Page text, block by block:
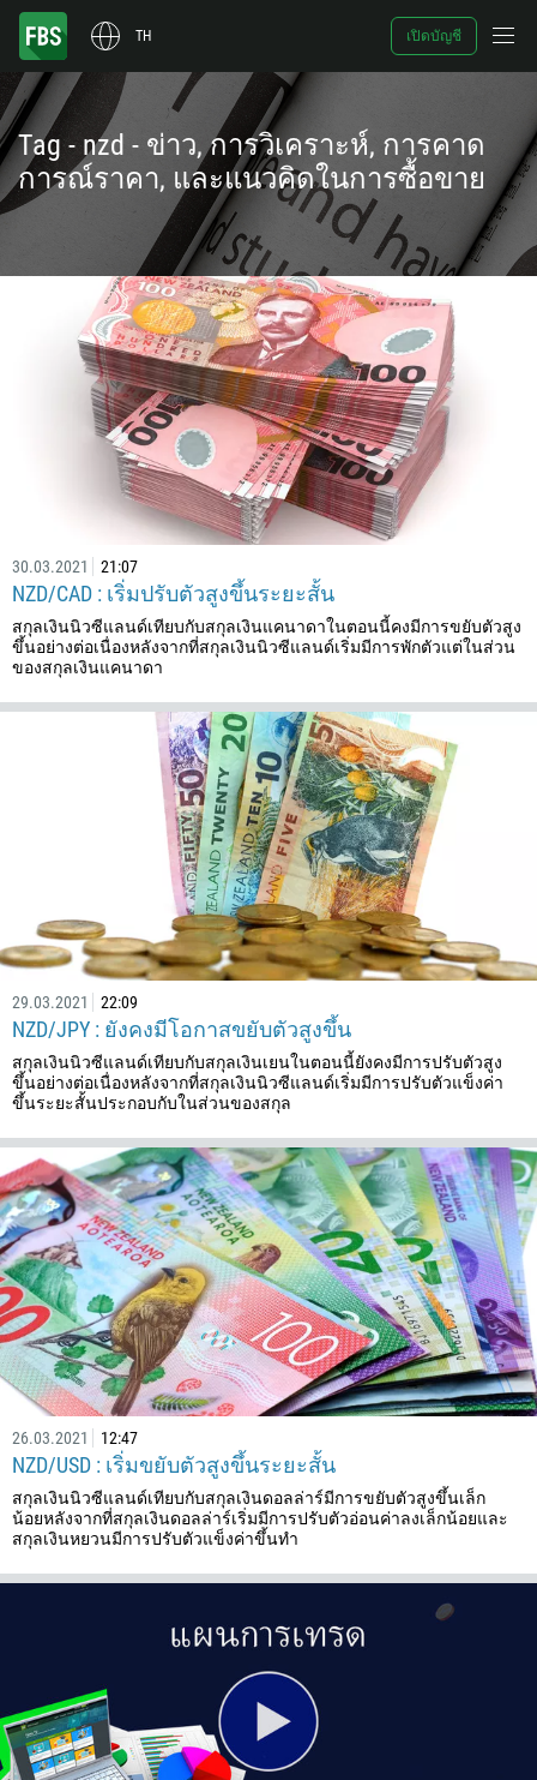
TH เปิดบัญชี
Tag - nzd - ข่าว, การวิเคราะห์, การคาด
การณ์ราคา, และแนวคิดในการซื้อขาย
30.03.2021 21:07
NZD/CAD : เริ่มปรับตัวสูงขึ้นระยะสั้น
สกุลเงินนิวซีแลนด์เทียบกับสกุลเงินแคนาดาในตอนนี้คงมีการขยับตัวสูง
ขึ้นอย่างต่อเนื่องหลังจากที่สกุลเงินนิวซีแลนด์เริ่มมีการพักตัวแต่ในส่วน
ของสกุลเงินแคนาดา
29.03.2021 22:09
NZD/JPY : ยังคงมีโอกาสขยับตัวสูงขึ้น
สกุลเงินนิวซีแลนด์เทียบกับสกุลเงินเยนในตอนนี้ยังคงมีการปรับตัวสูง
ขึ้นอย่างต่อเนื่องหลังจากที่สกุลเงินนิวซีแลนด์เริ่มมีการปรับตัวแข็งค่า
ขึ้นระยะสั้นประกอบกับในส่วนของสกุล
26.03.2021 12:47
NZD/USD : เริ่มขยับตัวสูงขึ้นระยะสั้น
สกุลเงินนิวซีแลนด์เทียบกับสกุลเงินดอลล่าร์มีการขยับตัวสูงขึ้นเล็ก
น้อยหลังจากที่สกุลเงินดอลล่าร์เริ่มมีการปรับตัวอ่อนค่าลงเล็กน้อยและ
สกุลเงินหยวนมีการปรับตัวแข็งค่าขึ้นทำ